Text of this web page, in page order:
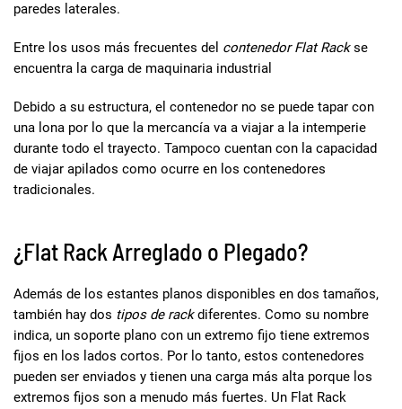
paredes laterales.
Entre los usos más frecuentes del contenedor Flat Rackse
encuentra la carga de maquinaria industrial
Debido a su estructura, el contenedor no se puede tapar con
una lona por lo que la mercancía va a viajar a la intemperie
durante todo el trayecto. Tampoco cuentan con la capacidad
de viajar apilados como ocurre en los contenedores
tradicionales.
¿Flat Rack Arreglado o Plegado?
Además de los estantes planos disponibles en dos tamaños,
también hay dos tipos de rackdiferentes. Como su nombre
indica, un soporte plano con un extremo fijo tiene extremos
fijos en los lados cortos. Por lo tanto, estos contenedores
pueden ser enviados y tienen una carga más alta porque los
extremos fijos son a menudo más fuertes. Un Flat Rack